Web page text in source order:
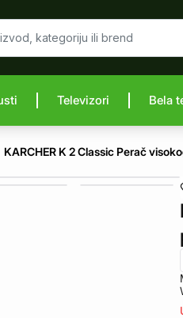
Televizori Bela
KARCHER K 2 Classic Perač